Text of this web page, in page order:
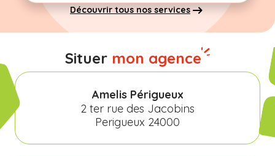
Découvrir tous nos services
Situer mon agence
Amelis Périgueux
2 ter rue des Jacobins
Perigueux 24000